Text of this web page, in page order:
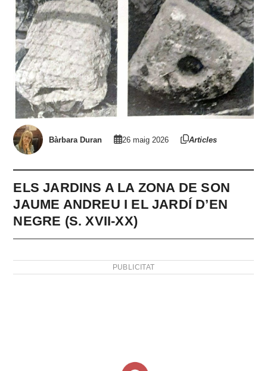
Bàrbara Duran 26 maig 2026 Articles
ELS JARDINS A LA ZONA DE SON
JAUME ANDREU I EL JARDÍ D’EN
NEGRE (S. XVII-XX)
PUBLICITAT